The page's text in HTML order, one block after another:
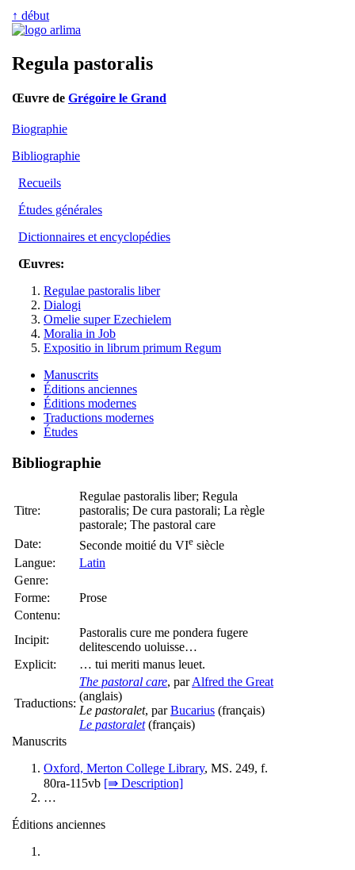
↑ début
Regula pastoralis
Œuvre de Grégoire le Grand
Biographie
Bibliographie
Recueils
Études générales
Dictionnaires et encyclopédies
Œuvres:
Regulae pastoralis liber
Dialogi
Omelie super Ezechielem
Moralia in Job
Expositio in librum primum Regum
Manuscrits
Éditions anciennes
Éditions modernes
Traductions modernes
Études
Bibliographie
Titre:
Regulae pastoralis liber; Regula
pastoralis; De cura pastorali; La règle
pastorale; The pastoral care
Date:
Seconde moitié du VIe siècle
Langue:
Latin
Genre:
Forme:
Prose
Contenu:
Incipit:
Pastoralis cure me pondera fugere
delitescendo uoluisse…
Explicit:
… tui meriti manus leuet.
Traductions:
The pastoral care, parAlfred the Great
(anglais)
Le pastoralet, parBucarius (français)
Le pastoralet(français)
Manuscrits
Oxford, Merton College Library, MS. 249, f.
80ra-115vb [⇛ Description]
…
Éditions anciennes